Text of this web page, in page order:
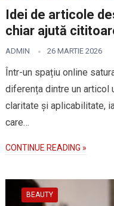
Idei de articole
chiar ajută
ADMIN 26 MARTIE 2026
Într-un spațiu online
diferența dintre un articol
claritate și aplicabilitate,
care…
CONTINUE READING »
BEAUTY